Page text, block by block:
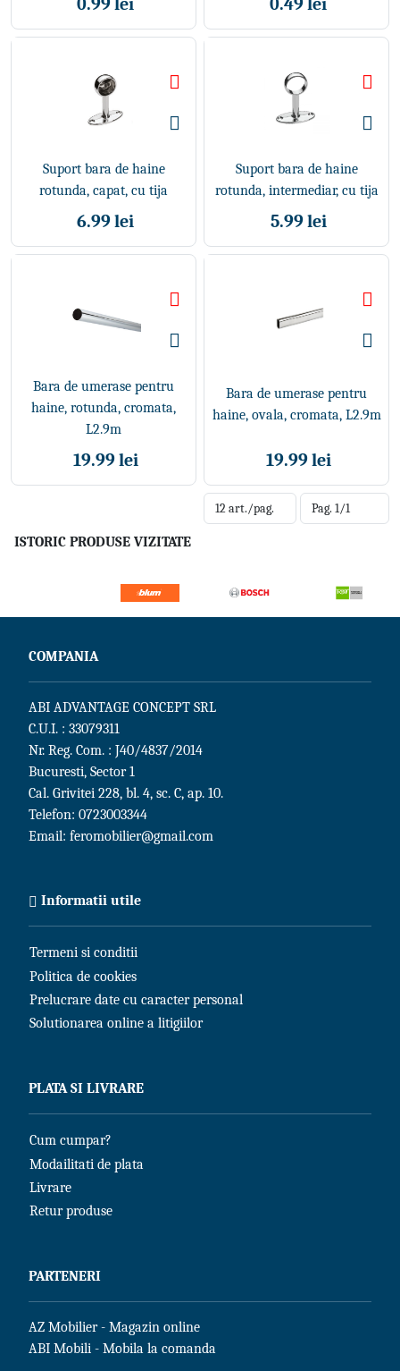
Suport bara de haine
rotunda, capat, cu tija
6.99 lei
Suport bara de haine
rotunda, intermediar, cu tija
5.99 lei
Bara de umerase pentru
haine, rotunda, cromata,
L2.9m
19.99 lei
Bara de umerase pentru
haine, ovala, cromata, L2.9m
19.99 lei
ISTORIC PRODUSE VIZITATE
COMPANIA
ABI ADVANTAGE CONCEPT SRL
C.U.I. : 33079311
Nr. Reg. Com. : J40/4837/2014
Bucuresti, Sector 1
Cal. Grivitei 228, bl. 4, sc. C, ap. 10.
Telefon: 0723003344
Email: feromobilier@gmail.com
Informatii utile
Termeni si conditii
Politica de cookies
Prelucrare date cu caracter personal
Solutionarea online a litigiilor
PLATA SI LIVRARE
Cum cumpar?
Modailitati de plata
Livrare
Retur produse
PARTENERI
AZ Mobilier - Magazin online
ABI Mobili - Mobila la comanda